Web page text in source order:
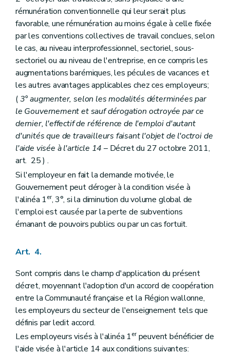
rémunération conventionnelle qui leur serait plus
favorable, une rémunération au moins égale à celle fixée
par les conventions collectives de travail conclues, selon
le cas, au niveau interprofessionnel, sectoriel, sous-
sectoriel ou au niveau de l'entreprise, en ce compris les
augmentations barémiques, les pécules de vacances et
les autres avantages applicables chez ces employeurs;
(3° augmenter, selon les modalités déterminées par
le Gouvernement et sauf dérogation octroyée par ce
dernier, l'effectif de référence de l'emploi d'autant
d'unités que de travailleurs faisant l'objet de l'octroi de
l'aide visée à l'article 14 – Décret du 27 octobre 2011,
art. 25 ) .
Si l'employeur en fait la demande motivée, le
Gouvernement peut déroger à la condition visée à
l'alinéa 1er, 3°, si la diminution du volume global de
l'emploi est causée par la perte de subventions
émanant de pouvoirs publics ou par un cas fortuit.
Art. 4.
Sont compris dans le champ d'application du présent
décret, moyennant l'adoption d'un accord de coopération
entre la Communauté française et la Région wallonne,
les employeurs du secteur de l'enseignement tels que
définis par ledit accord.
Les employeurs visés à l'alinéa 1erpeuvent bénéficier de
l'aide visée à l'article 14 aux conditions suivantes: